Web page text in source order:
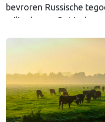
bevroren Russische
miljard euro. Dat is de
Euroclear parkeerde.